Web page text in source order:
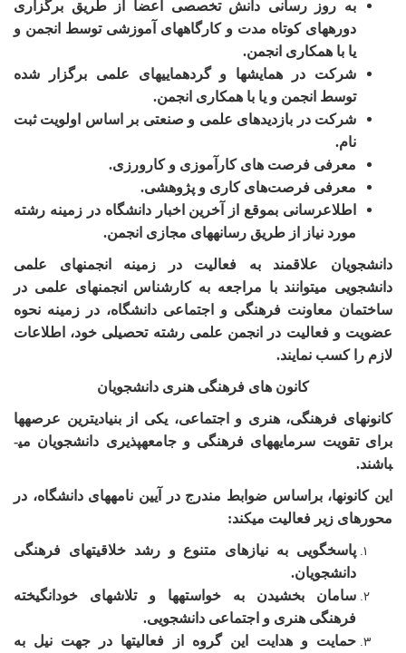
به روز رسانی دانش تخصصی اعضا از طریق برگزاری
دوره­های کوتاه مدت و کارگاه­های آموزشی توسط انجمن و
یا با همکاری انجمن.
شرکت در همایش­ها و گردهمایی­های علمی برگزار شده
توسط انجمن و یا با همکاری انجمن.
شرکت در بازدیدهای علمی و صنعتی بر اساس اولویت ثبت
نام.
معرفی فرصت های کارآموزی و کارورزی.
معرفی فرصت‌های کاری و پژوهشی.
اطلاع­رسانی بموقع از آخرین اخبار دانشگاه در زمینه رشته
مورد نیاز از طریق رسانه­های مجازی انجمن.
دانشجویان علاقمند به فعالیت در زمینه انجمن­های علمی
دانشجویی می­توانند با مراجعه به کارشناس انجمن­های علمی در
ساختمان معاونت فرهنگی و اجتماعی دانشگاه، در زمینه نحوه
عضویت و فعالیت در انجمن علمی رشته تحصیلی خود، اطلاعات
لازم را کسب نمایند.
کانون های فرهنگی هنری دانشجویان
کانون­های فرهنگی، هنری و اجتماعی،­­ یکی از بنیادی­ترین عرصه­ها
برای تقویت سرمایه­های فرهنگی و جامعه­پذیری دانشجویان می­
باشند.
این کانون­ها، براساس ضوابط مندرج در آیین نامه­های دانشگاه، در
محورهای زیر فعالیت می­کند:
پاسخگویی به نیازهای متنوع و رشد خلاقیت­های فرهنگی
دانشجویان.
سامان بخشیدن به خواسته­ها و تلاش­های خودانگیخته
فرهنگی هنری و اجتماعی دانشجویی.
حمایت و هدایت این گروه از فعالیت­ها در جهت نیل به